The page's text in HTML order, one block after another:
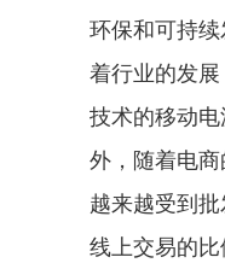
环保和可持
着行业的发
技术的移动
外，随着电
越来越受到批
线上交易的比